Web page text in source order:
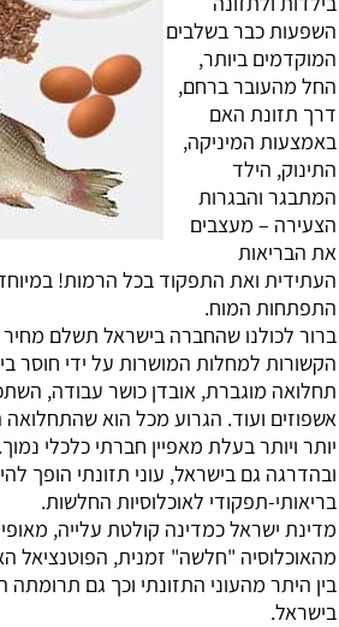
השפעות כבר בשלבים
המוקדמים ביותר,
החל מהעובר ברחם,
דרך תזונת האם
באמצעות המיניקה,
התינוק, הילד
המתבגר והבגרות
הצעירה – מעצבים
את הבריאות
העתידית ואת התפקוד בכל הרמות!
התפתחות המוח.
ברור לכולנו שהחברה בישראל תשלם מחיר
הקשורות למחלות המושרות על ידי חוסר
תחלואה מוגברת, אובדן כושר עבודה,
אשפוזים ועוד. הגרוע מכל הוא
יותר ויותר בעלת מאפיין חברתי כלכלי
ובהדרגה גם בישראל, עוני תזונתי הופך
בריאותי-תפקודי לאוכלוסיות החלשות.
מדינת ישראל כמדינה קולטת עלייה,
מהאוכלוסיה "חלשה" זמנית, הפוטנציאל
בין היתר מהעוני התזונתי וכך גם
בישראל.